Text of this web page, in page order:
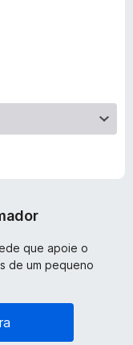
que apoie o
de um pequeno